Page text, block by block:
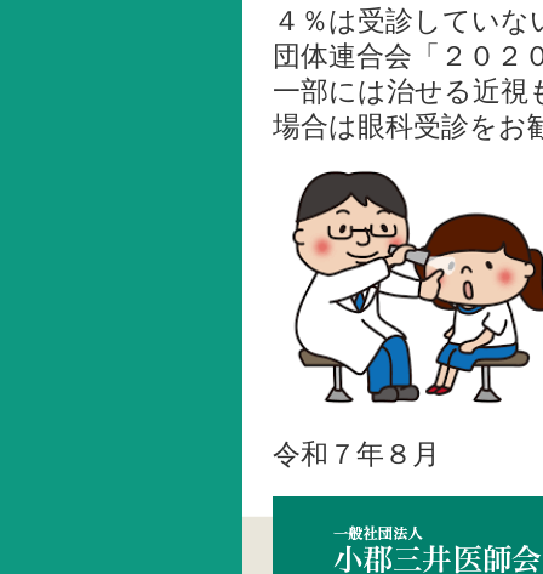
４％は受診してい
団体連合会「２０２
一部には治せる近
場合は眼科受診をお
令和７年８月